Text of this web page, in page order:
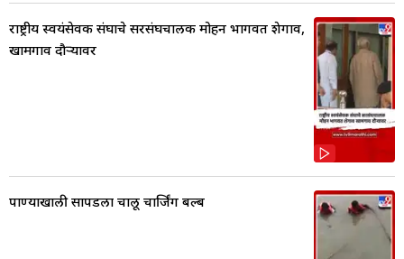
राष्ट्रीय स्वयंसेवक संघाचे सरसंघचालक मोहन भागवत शेगाव,
खामगाव दौऱ्यावर
पाण्याखाली सापडला चालू चार्जिंग बल्ब